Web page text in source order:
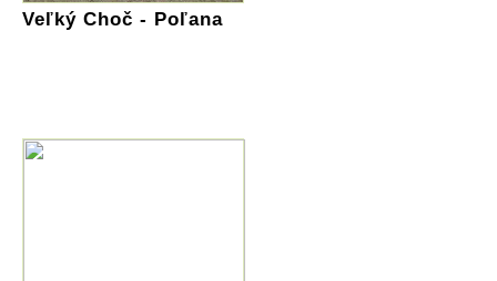
Veľký Choč - Poľana